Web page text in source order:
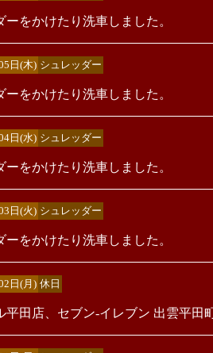
ーをかけたり洗車しました。
日(木) シュレッダー
ーをかけたり洗車しました。
日(水) シュレッダー
ーをかけたり洗車しました。
日(火) シュレッダー
ーをかけたり洗車しました。
日(月) 休日
平田店、セブン‐イレブン 出雲平田